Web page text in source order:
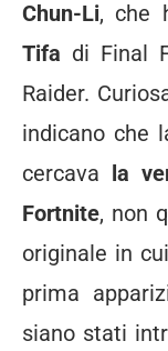
Chun-Li, che
Tifa di Final
Raider.
indicano che
cercava la
Fortnite, non
originale in
prima
siano stati